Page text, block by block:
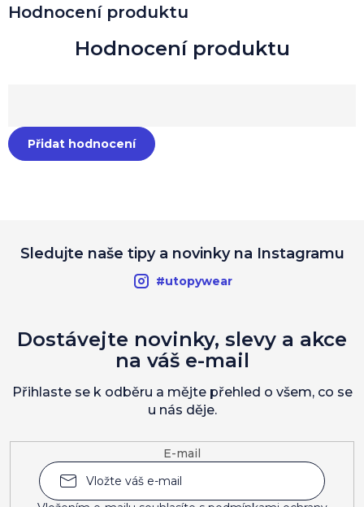
Hodnocení produktu
Přidat hodnocení
Sledujte naše tipy a novinky na Instagramu
#utopywear
E-mail
Dostávejte novinky, slevy a akce
na váš e-mail
Přihlaste se k odběru a mějte přehled o všem, co se
u nás děje.